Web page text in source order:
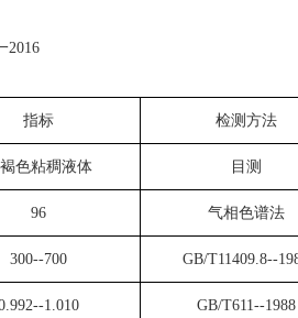
2016
指标 检测方法
色粘稠液体 目测
96 气相色谱法
300--700 GB/T11409.8--
1.010 GB/T611--1988